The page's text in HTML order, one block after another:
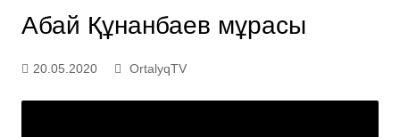
Абай Құнанбаев мұрасы
20.05.2020 OrtalyqTV